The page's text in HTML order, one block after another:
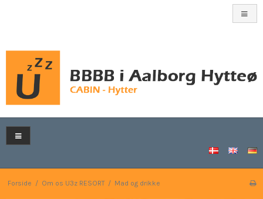
Forside / Om os U3z RESORT / Mad og drikke